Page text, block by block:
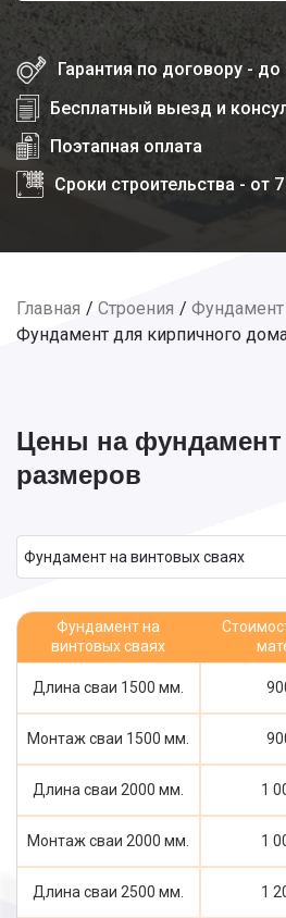
Гарантия по договору - до
Бесплатный выезд и
Поэтапная оплата
Сроки строительства - от
Главная Строения
Фундамент для кирпичного
Цены на
размеров
Фундамент на винтовых сваях
Фундамент на
винтовых сваях
Длина сваи 1500 мм.
Монтаж сваи 1500 мм.
Длина сваи 2000 мм.
1
Монтаж сваи 2000 мм.
1
Длина сваи 2500 мм.
1